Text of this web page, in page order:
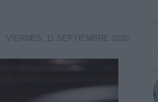
VIERNES, 11 SEPTIEMBRE 2020